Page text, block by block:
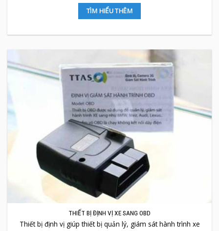
TÌM HIỂU THÊM
THIẾT BỊ ĐỊNH VỊ XE SANG OBD